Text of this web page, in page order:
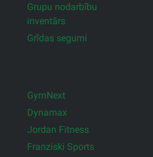
Grupu nodarbību
inventārs
Grīdas segumi
GymNext
Dynamax
Jordan Fitness
Franziski Sports